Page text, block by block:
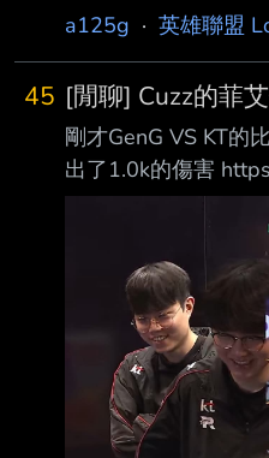
戰暴斃的GG AD是
a125g · 英雄聯盟
45 [閒聊] Cuzz的菲
剛才GenG VS KT的
出了1.0k的傷害
搞到連KT自己的後